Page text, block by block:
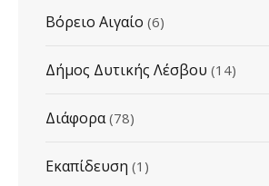
Βόρειο Αιγαίο (6)
Δήμος Δυτικής Λέσβου (14)
Διάφορα (78)
Εκαπίδευση (1)